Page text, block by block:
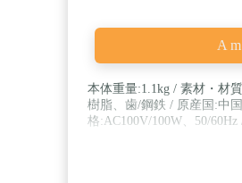
本体重量:1.1kg / 素材・材
樹脂、歯/鋼鉄 / 原産国:中
格:AC100V/100W、50/